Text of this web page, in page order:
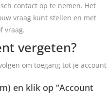
contact op te nemen. Het
vraag kunt stellen en met
vraag.
vergeten?
om toegang tot je account
en klik op “Account